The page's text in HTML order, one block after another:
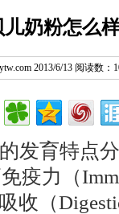
儿奶粉怎么
2013/6/13 阅读数：
发育特点
疫力（
收（